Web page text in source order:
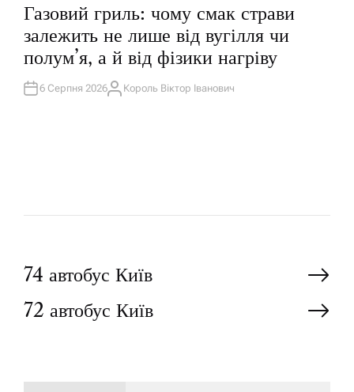
Л
І
К
У
А
Т
Газовий гриль: чому смак страви
залежить не лише від вугілля чи
полум’я, а й від фізики нагріву
6 Серпня 2026А
Король Віктор Іванович
Н
а
74 автобус Київ
72 автобус Київ